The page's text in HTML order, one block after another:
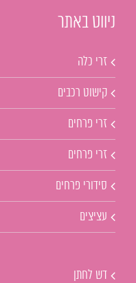
ניווט באתר
זרי כלה
קישוט רכבים
זרי פרחים
זרי פרחים
סידורי פרחים
עציצים
דש לחתן